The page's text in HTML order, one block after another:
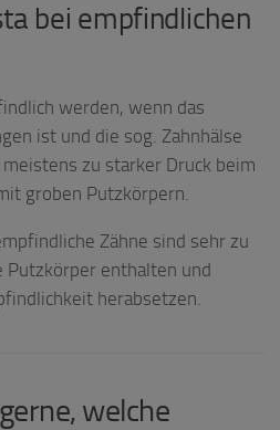
bei empfindlichen
werden, wenn das
ist und die sog. Zahnhälse
zu starker Druck beim
groben Putzkörpern.
Zähne sind sehr zu
enthalten und
herabsetzen.
welche